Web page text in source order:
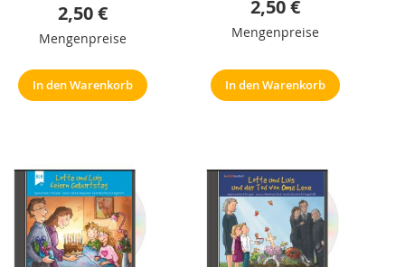
2,50 €
Mengenpreise
In den Warenkorb
2,50 €
Mengenpreise
In den Warenkorb